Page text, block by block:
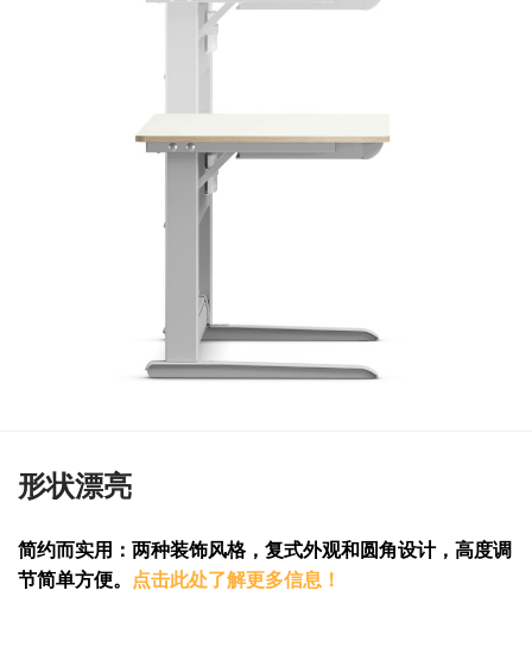
形状漂亮
简约而实用：两种装饰风格，复式外观和圆角设计，高度调
节简单方便。 点击此处了解更多信息！